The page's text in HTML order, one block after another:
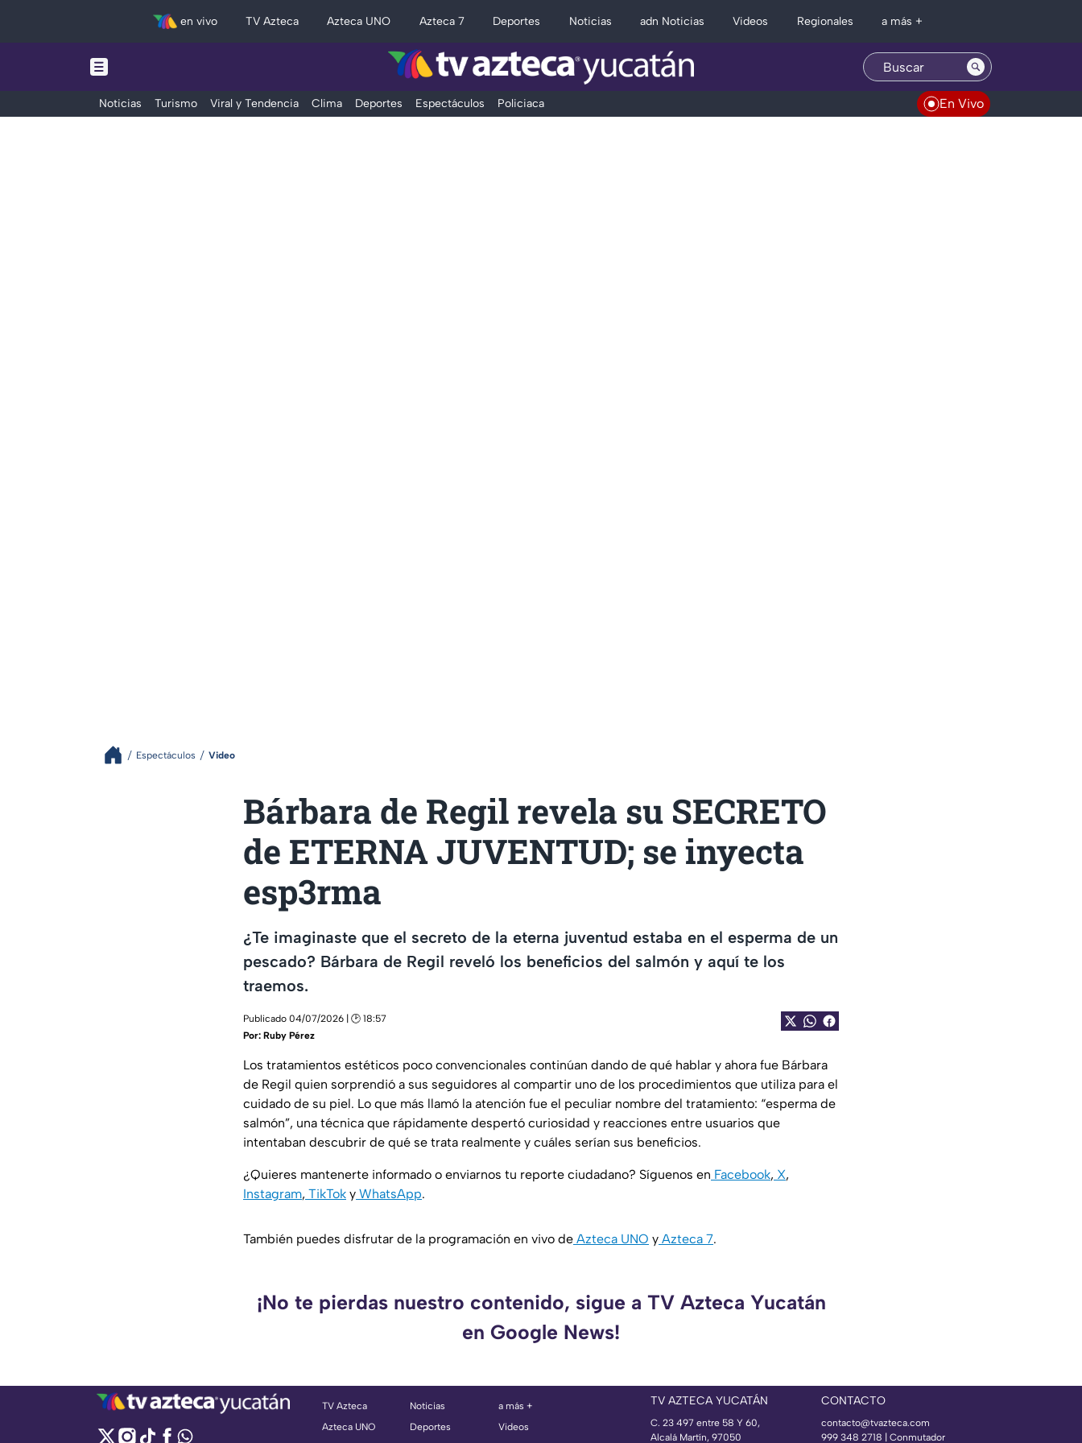
en vivo TV Azteca Azteca UNO Azteca 7 Deportes Noticias adn Noticias Videos Regionales a más +
Noticias Turismo Viral y Tendencia Clima Deportes Espectáculos Policiaca En Vivo
Espectáculos Video
Bárbara de Regil revela su SECRETO
de ETERNA JUVENTUD; se inyecta
esp3rma
¿Te imaginaste que el secreto de la eterna juventud estaba en el esperma de un
pescado? Bárbara de Regil reveló los beneficios del salmón y aquí te los
traemos.
Publicado 04/07/2026 | 🕑 18:57
Por: Ruby Pérez
Los tratamientos estéticos poco convencionales continúan dando de qué hablar y ahora fue Bárbara
de Regil quien sorprendió a sus seguidores al compartir uno de los procedimientos que utiliza para el
cuidado de su piel. Lo que más llamó la atención fue el peculiar nombre del tratamiento: “esperma de
salmón”, una técnica que rápidamente despertó curiosidad y reacciones entre usuarios que
intentaban descubrir de qué se trata realmente y cuáles serían sus beneficios.
¿Quieres mantenerte informado o enviarnos tu reporte ciudadano? Síguenos en Facebook, X,
Instagram, TikTok y WhatsApp.
También puedes disfrutar de la programación en vivo de Azteca UNO y Azteca 7.
¡No te pierdas nuestro contenido, sigue a TV Azteca Yucatán
en Google News!
TV Azteca
Azteca UNO
Noticias
Deportes
a más +
Videos
TV AZTECA YUCATÁN
C. 23 497 entre 58 Y 60,
Alcalá Martín, 97050
CONTACTO
contacto@tvazteca.com
999 348 2718 | Conmutador